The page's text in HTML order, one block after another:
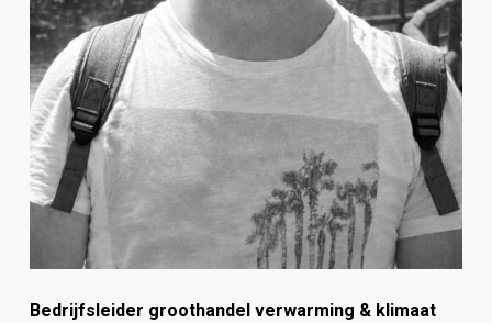
Bedrijfsleider groothandel verwarming & klimaat